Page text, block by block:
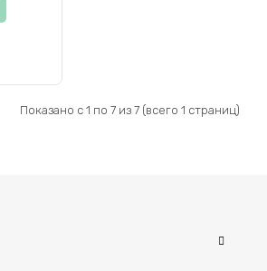
Показано с 1 по 7 из 7 (всего 1 страниц)